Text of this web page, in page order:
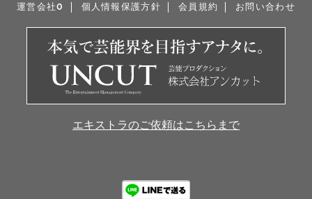
運営会社0 個人情報保護方針 会員規約 お問い合わせ
エキストラのご依頼はこちらまで